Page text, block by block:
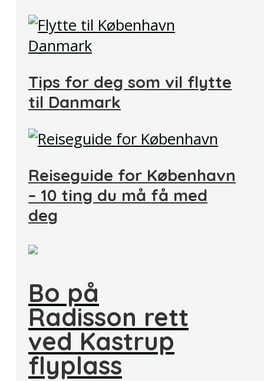
Tips for deg som vil flytte
til Danmark
Reiseguide for København
– 10 ting du må få med
deg
Bo på
Radisson rett
ved Kastrup
flyplass